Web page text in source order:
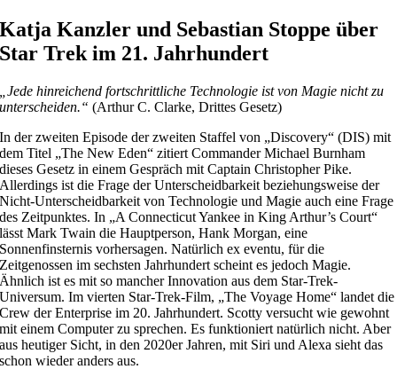
Katja Kanzler und Sebastian Stoppe über
Star Trek im 21. Jahrhundert
„Jede hinreichend fortschrittliche Technologie ist von Magie nicht zu
unterscheiden.“(Arthur C. Clarke, Drittes Gesetz)
In der zweiten Episode der zweiten Staffel von „Discovery“ (DIS) mit
dem Titel „The New Eden“ zitiert Commander Michael Burnham
dieses Gesetz in einem Gespräch mit Captain Christopher Pike.
Allerdings ist die Frage der Unterscheidbarkeit beziehungsweise der
Nicht-Unterscheidbarkeit von Technologie und Magie auch eine Frage
des Zeitpunktes. In „A Connecticut Yankee in King Arthur’s Court“
lässt Mark Twain die Hauptperson, Hank Morgan, eine
Sonnenfinsternis vorhersagen. Natürlich ex eventu, für die
Zeitgenossen im sechsten Jahrhundert scheint es jedoch Magie.
Ähnlich ist es mit so mancher Innovation aus dem Star-Trek-
Universum. Im vierten Star-Trek-Film, „The Voyage Home“ landet die
Crew der Enterprise im 20. Jahrhundert. Scotty versucht wie gewohnt
mit einem Computer zu sprechen. Es funktioniert natürlich nicht. Aber
aus heutiger Sicht, in den 2020er Jahren, mit Siri und Alexa sieht das
schon wieder anders aus.